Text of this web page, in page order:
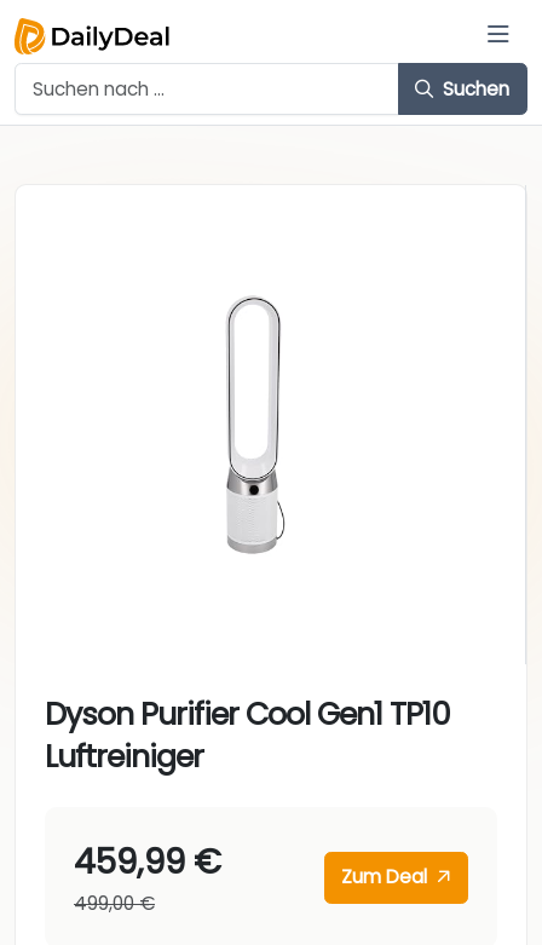
Suchen
Dyson Purifier Cool Gen1 TP10
Luftreiniger
459,99 €
499,00 €
Zum Deal